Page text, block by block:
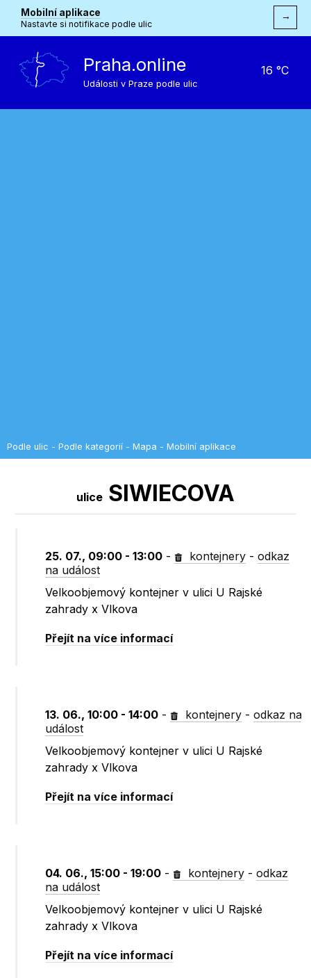
Mobilní aplikace
Nastavte si notifikace podle ulic
→
Praha.online
Události v Praze podle ulic
16 °C
Podle ulic - Podle kategorií - Mapa - Mobilní aplikace
ulice SIWIECOVA
25. 07., 09:00 - 13:00 - kontejnery -odkaz
na událost
Velkoobjemový kontejner v ulici U Rajské
zahrady x Vlkova
Přejít na více informací
13. 06., 10:00 - 14:00 - kontejnery -odkaz na
událost
Velkoobjemový kontejner v ulici U Rajské
zahrady x Vlkova
Přejít na více informací
04. 06., 15:00 - 19:00 - kontejnery -odkaz
na událost
Velkoobjemový kontejner v ulici U Rajské
zahrady x Vlkova
Přejít na více informací